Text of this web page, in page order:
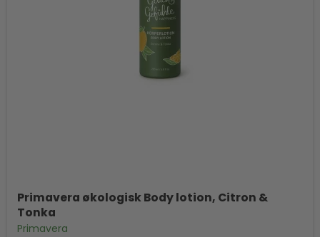
Primavera økologisk Body lotion, Citron &
Tonka
Primavera